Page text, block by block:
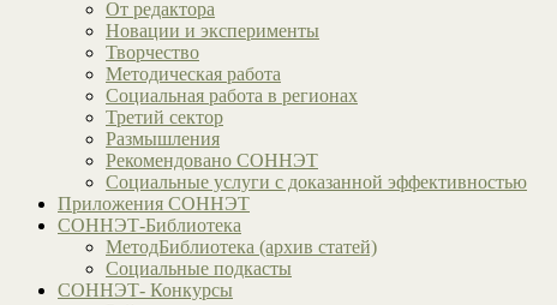
От редактора
Новации и эксперименты
Творчество
Методическая работа
Социальная работа в регионах
Третий сектор
Размышления
Рекомендовано СОННЭТ
Социальные услуги с доказанной эффективностью
Приложения СОННЭТ
СОННЭТ-Библиотека
МетодБиблиотека (архив статей)
Социальные подкасты
СОННЭТ- Конкурсы